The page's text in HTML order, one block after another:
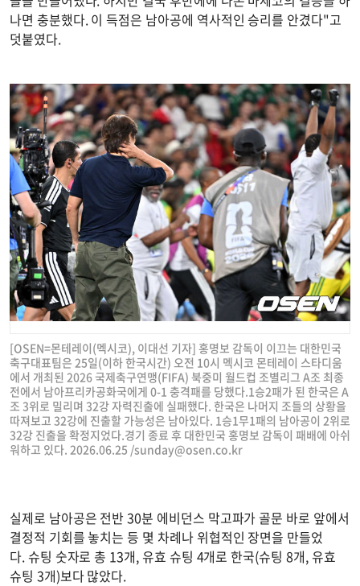
나면 충분했다. 이 득점은 남아공에 역사적인 승리를 안겼다"고
덧붙였다.
[OSEN=몬테레이(멕시코), 이대선 기자] 홍명보 감독이 이끄는 대한민국
축구대표팀은 25일(이하 한국시간) 오전 10시 멕시코 몬테레이 스타디움
에서 개최된 2026 국제축구연맹(FIFA) 북중미 월드컵 조별리그 A조 최종
전에서 남아프리카공화국에게 0-1 충격패를 당했다.1승2패가 된 한국은 A
조 3위로 밀리며 32강 자력진출에 실패했다. 한국은 나머지 조들의 상황을
따져보고 32강에 진출할 가능성은 남아있다. 1승1무1패의 남아공이 2위로
32강 진출을 확정지었다.경기 종료 후 대한민국 홍명보 감독이 패배에 아쉬
워하고 있다. 2026.06.25 /sunday@osen.co.kr
실제로 남아공은 전반 30분 에비던스 막고파가 골문 바로 앞에서
결정적 기회를 놓치는 등 몇 차례나 위협적인 장면을 만들었
다. 슈팅 숫자로 총 13개, 유효 슈팅 4개로 한국(슈팅 8개, 유효
슈팅 3개)보다 많았다.